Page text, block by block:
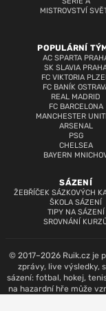
MISTROVSTVÍ
POPULÁRNÍ
AC SPARTA
SK SLAVIA
FC VIKTORIA
FC BANÍK
REAL MADRID
FC BARCELONA
MANCHESTER
ARSENAL
PSG
CHELSEA
BAYERN
SÁZENÍ
ŽEBŘÍČEK SÁZKOVÝCH
ŠKOLA SÁZENÍ
TIPY NA SÁZENÍ
SROVNÁNÍ
© 2017–2026 Ruik.cz je
zprávy, live výsledky,
sázení: fotbal, hokej,
na hazardní hře může